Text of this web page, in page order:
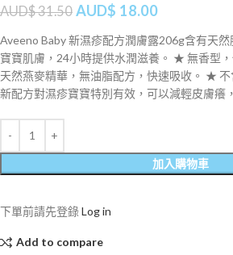
AUD$31.50 AUD$ 18.00
Aveeno Baby 新濕疹配方潤膚露206g含有天
寶寶肌膚，24小時提供水潤滋養。 ★ 無香型
天然燕麥精華，無油脂配方，快速吸收。 ★ 不
新配方對濕疹寶寶特別有效，可以減輕皮膚癢
加入購物車
下單前請先登錄Log in
Add to compare